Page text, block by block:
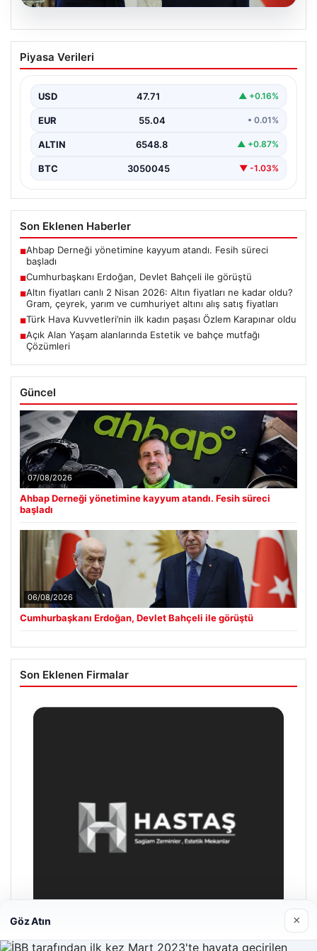
Cumhurbaşkanı Erdoğan, Devlet
Bahçeli ile görüştü
Piyasa Verileri
USD 47.71 ▲ +0.16%
EUR 55.04 • 0.01%
ALTIN 6548.8 ▲ +0.87%
BTC 3050045 ▼ -1.03%
Son Eklenen Haberler
■Ahbap Derneği yönetimine kayyum atandı. Fesih süreci
başladı
■Cumhurbaşkanı Erdoğan, Devlet Bahçeli ile görüştü
■Altın fiyatları canlı 2 Nisan 2026: Altın fiyatları ne kadar oldu?
Gram, çeyrek, yarım ve cumhuriyet altını alış satış fiyatları
■Türk Hava Kuvvetleri’nin ilk kadın paşası Özlem Karapınar oldu
■Açık Alan Yaşam alanlarında Estetik ve bahçe mutfağı
Çözümleri
Güncel
07/08/2026
Ahbap Derneği yönetimine kayyum atandı. Fesih süreci
başladı
06/08/2026
Cumhurbaşkanı Erdoğan, Devlet Bahçeli ile görüştü
Son Eklenen Firmalar
Göz Atın ×